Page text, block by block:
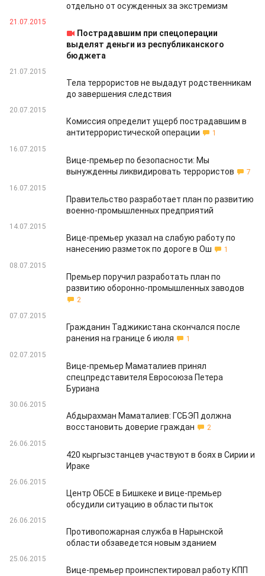
отдельно от осужденных за экстремизм
21.07.2015
Пострадавшим при спецоперации
выделят деньги из республиканского
бюджета
21.07.2015
Тела террористов не выдадут родственникам
до завершения следствия
20.07.2015
Комиссия определит ущерб пострадавшим в
антитеррористической операции
1
16.07.2015
Вице-премьер по безопасности: Мы
вынужденны ликвидировать террористов
7
16.07.2015
Правительство разработает план по развитию
военно-промышленных предприятий
14.07.2015
Вице-премьер указал на слабую работу по
нанесению разметок по дороге в Ош
1
08.07.2015
Премьер поручил разработать план по
развитию оборонно-промышленных заводов
2
07.07.2015
Гражданин Таджикистана скончался после
ранения на границе 6 июля
1
02.07.2015
Вице-премьер Маматалиев принял
спецпредставителя Евросоюза Петера
Буриана
30.06.2015
Абдырахман Маматалиев: ГСБЭП должна
восстановить доверие граждан
2
26.06.2015
420 кыргызстанцев участвуют в боях в Сирии и
Ираке
26.06.2015
Центр ОБСЕ в Бишкеке и вице-премьер
обсудили ситуацию в области пыток
26.06.2015
Противопожарная служба в Нарынской
области обзаведется новым зданием
25.06.2015
Вице-премьер проинспектировал работу КПП